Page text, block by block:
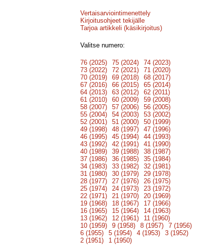
Vertaisarviointimenettely
Kirjoitusohjeet tekijälle
Tarjoa artikkeli (käsikirjoitus)
Valitse numero:
76 (2025) 75 (2024)
74 (2023)
73 (2022)
72 (2021)
71 (2020)
70 (2019)
69 (2018)
68 (2017)
67 (2016)
66 (2015)
65 (2014)
64 (2013)
63 (2012)
62 (2011)
61 (2010)
60 (2009)
59 (2008)
58 (2007)
57 (2006)
56 (2005)
55 (2004)
54 (2003)
53 (2002)
52 (2001)
51 (2000)
50 (1999)
49 (1998)
48 (1997)
47 (1996)
46 (1995)
45 (1994)
44 (1993)
43 (1992)
42 (1991)
41 (1990)
40 (1989)
39 (1988)
38 (1987)
37 (1986)
36 (1985)
35 (1984)
34 (1983)
33 (1982)
32 (1981)
31 (1980)
30 (1979)
29 (1978)
28 (1977)
27 (1976)
26 (1975)
25 (1974)
24 (1973)
23 (1972)
22 (1971)
21 (1970)
20 (1969)
19 (1968)
18 (1967)
17 (1966)
16 (1965)
15 (1964)
14 (1963)
13 (1962)
12 (1961)
11 (1960)
10 (1959)
9 (1958) 8 (1957)
7 (1956)
6 (1955)
5 (1954) 4 (1953)
3 (1952)
2 (1951)
1 (1950)